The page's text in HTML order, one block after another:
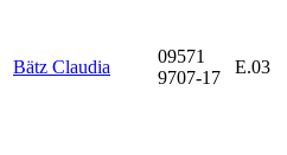
Bätz Claudia
09571
9707-17
E.03